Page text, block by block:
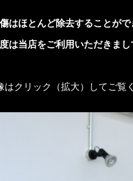
はほとんど除去することが
は当店をご利用いただきま
はクリック（拡大）してご覧